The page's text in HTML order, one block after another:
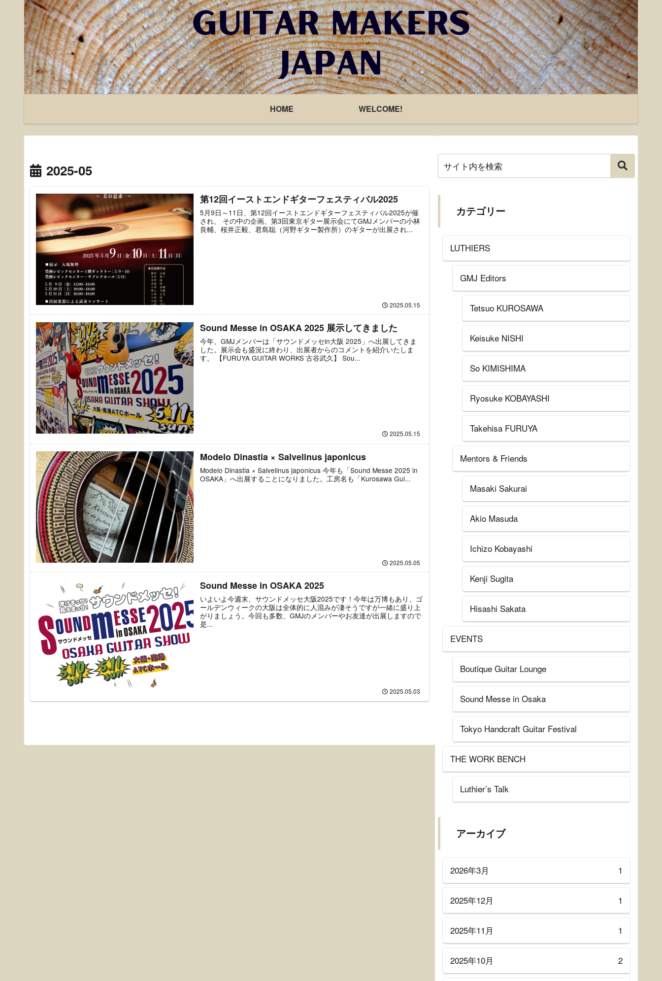
HOME WELCOME!
2025-05
第12回イーストエンドギターフェスティバル2025
5月9日～11日、第12回イーストエンドギターフェスティバル2025が催
され、 その中の企画、第3回東京ギター展示会にてGMJメンバーの小林
良輔、桜井正毅、君島聡（河野ギター製作所）のギターが出展され...
2025.05.15
Sound Messe in OSAKA 2025 展示してきました
今年、GMJメンバーは「サウンドメッセin大阪 2025」へ出展してきま
した。展示会も盛況に終わり、出展者からのコメントを紹介いたしま
す。 【FURUYA GUITAR WORKS 古谷武久】 Sou...
2025.05.15
Modelo Dinastia × Salvelinus japonicus
Modelo Dinastia × Salvelinus japonicus 今年も「Sound Messe 2025 in
OSAKA」へ出展することになりました。工房名も「Kurosawa Gui...
2025.05.05
Sound Messe in OSAKA 2025
いよいよ今週末、サウンドメッセ大阪2025です！今年は万博もあり、ゴ
ールデンウィークの大阪は全体的に人混みが凄そうですが一緒に盛り上
がりましょう。今回も多数、GMJのメンバーやお友達が出展しますので
是...
2025.05.03
カテゴリー
LUTHIERS
GMJ Editors
Tetsuo KUROSAWA
Keisuke NISHI
So KIMISHIMA
Ryosuke KOBAYASHI
Takehisa FURUYA
Mentors & Friends
Masaki Sakurai
Akio Masuda
Ichizo Kobayashi
Kenji Sugita
Hisashi Sakata
EVENTS
Boutique Guitar Lounge
Sound Messe in Osaka
Tokyo Handcraft Guitar Festival
THE WORK BENCH
Luthier’s Talk
アーカイブ
2026年3月 1
2025年12月 1
2025年11月 1
2025年10月 2